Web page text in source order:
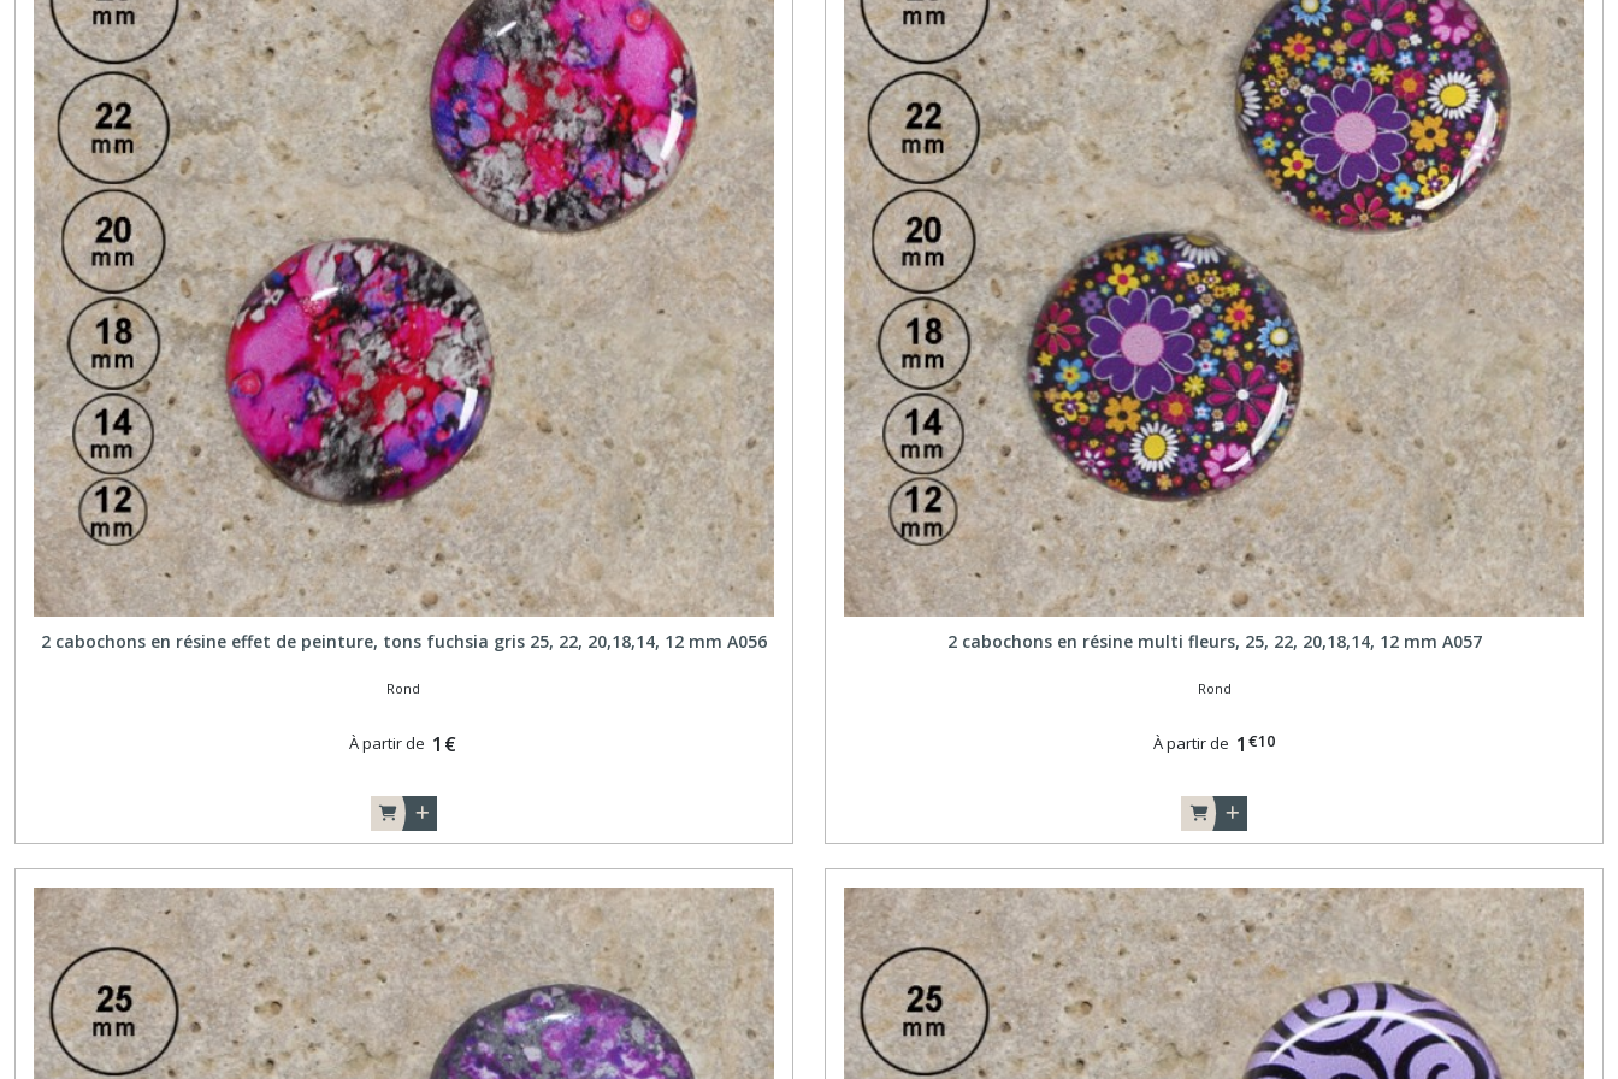
2 cabochons en résine effet de peinture, tons fuchsia gris 25, 22, 20,18,14, 12 mm A056
Rond
À partir de 1 €
2 cabochons en résine multi fleurs, 25, 22, 20,18,14, 12 mm A057
Rond
À partir de 1 €10